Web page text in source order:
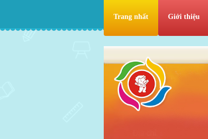
Trang nhất Giới thiệu